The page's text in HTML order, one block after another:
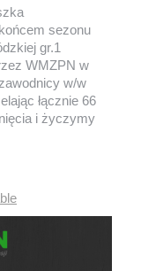
sezonu
gr.1
WMZPN w
w/w
łącznie 66
i życzymy